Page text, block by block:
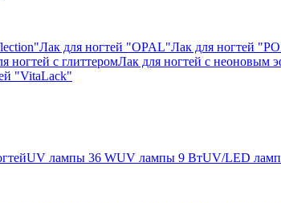
Лак для ногтей "OPAL"Лак для ногтей
ногтей с глиттеромЛак для ногтей с неоновым
"VitaLack"
UV лампы 36 WUV лампы 9 ВтUV/LED